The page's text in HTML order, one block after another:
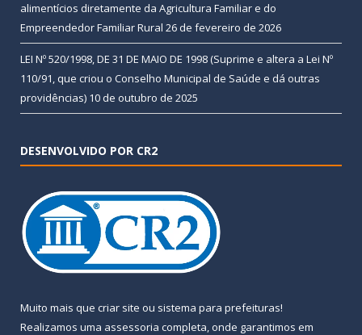
alimentícios diretamente da Agricultura Familiar e do
Empreendedor Familiar Rural 26 de fevereiro de 2026
LEI Nº 520/1998, DE 31 DE MAIO DE 1998 (Suprime e altera a Lei Nº
110/91, que criou o Conselho Municipal de Saúde e dá outras
providências) 10 de outubro de 2025
DESENVOLVIDO POR CR2
Muito mais que criar site ou sistema para prefeituras!
Realizamos uma assessoria completa, onde garantimos em